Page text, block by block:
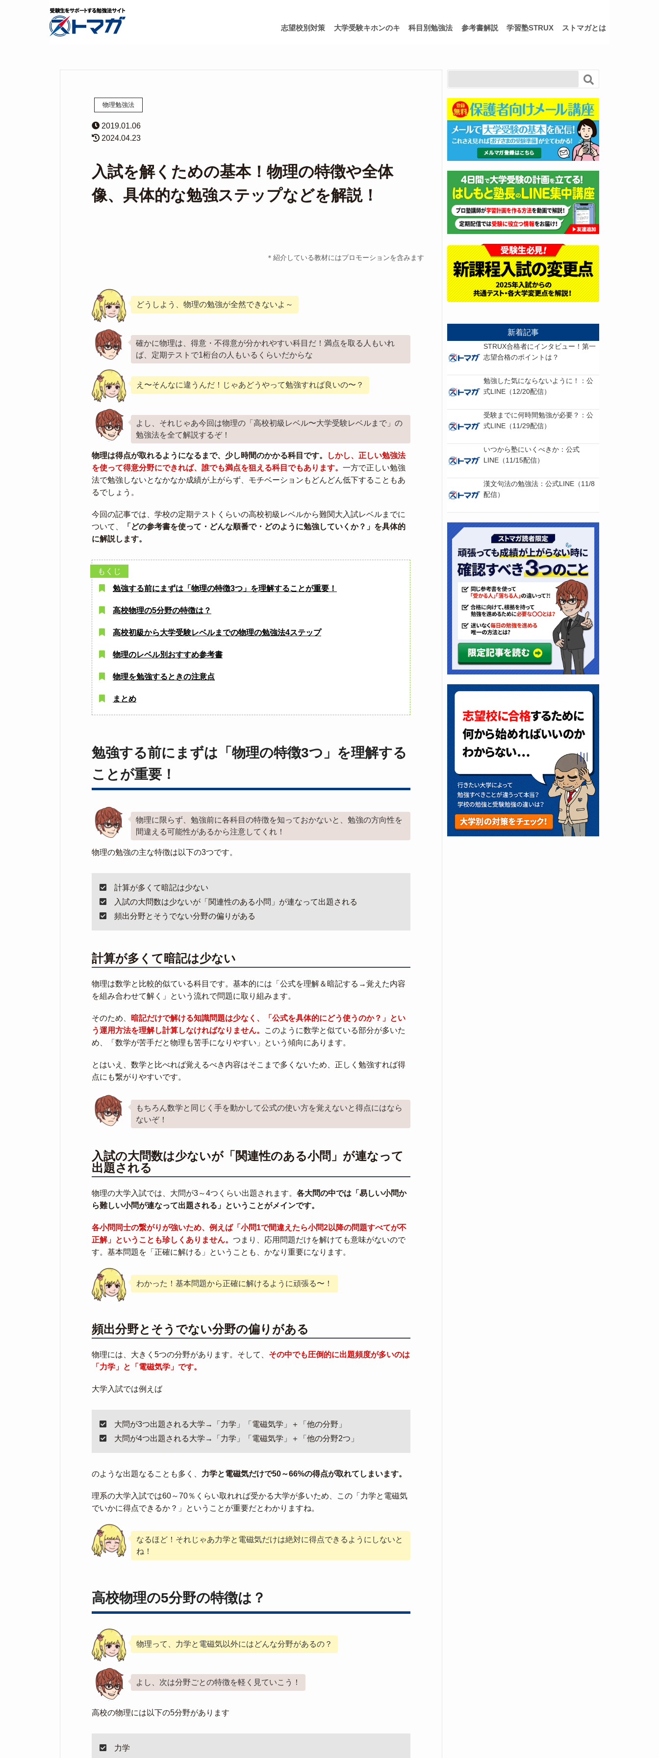
志望校別対策 大学受験キホンのキ 科目別勉強法 参考書解説 学習塾STRUX ストマガとは
物理勉強法
2019.01.06
2024.04.23
入試を解くための基本！物理の特徴や全体
像、具体的な勉強ステップなどを解説！
＊紹介している教材にはプロモーションを含みます
どうしよう、物理の勉強が全然できないよ～
確かに物理は、得意・不得意が分かれやすい科目だ！満点を取る人もいれ
ば、定期テストで1桁台の人もいるくらいだからな
え〜そんなに違うんだ！じゃあどうやって勉強すれば良いの〜？
よし、それじゃあ今回は物理の「高校初級レベル〜大学受験レベルまで」の
勉強法を全て解説するぞ！
物理は得点が取れるようになるまで、少し時間のかかる科目です。
しかし、正しい勉強法
を使って得意分野にできれば、誰でも満点を狙える科目でもあります。 一方で正しい勉強
法で勉強しないとなかなか成績が上がらず、モチベーションもどんどん低下することもあ
るでしょう。
今回の記事では、学校の定期テストくらいの高校初級レベルから難関大入試レベルまでに
ついて、
「どの参考書を使って・どんな順番で・どのように勉強していくか？」を具体的
に解説します。
勉強する前にまずは「物理の特徴3つ」を理解することが重要！
高校物理の5分野の特徴は？
高校初級から大学受験レベルまでの物理の勉強法4ステップ
物理のレベル別おすすめ参考書
物理を勉強するときの注意点
まとめ
勉強する前にまずは「物理の特徴3つ」を理解する
ことが重要！
物理に限らず、勉強前に各科目の特徴を知っておかないと、勉強の方向性を
間違える可能性があるから注意してくれ！
物理の勉強の主な特徴は以下の3つです。
計算が多くて暗記は少ない
入試の大問数は少ないが「関連性のある小問」が連なって出題される
頻出分野とそうでない分野の偏りがある
計算が多くて暗記は少ない
物理は数学と比較的似ている科目です。基本的には「公式を理解＆暗記する→覚えた内容
を組み合わせて解く」という流れで問題に取り組みます。
そのため、
暗記だけで解ける知識問題は少なく、「公式を具体的にどう使うのか？」とい
う運用方法を理解し計算しなければなりません。
このように数学と似ている部分が多いた
め、「数学が苦手だと物理も苦手になりやすい」という傾向にあります。
とはいえ、数学と比べれば覚えるべき内容はそこまで多くないため、正しく勉強すれば得
点にも繋がりやすいです。
もちろん数学と同じく手を動かして公式の使い方を覚えないと得点にはなら
ないぞ！
入試の大問数は少ないが「関連性のある小問」が連なって
出題される
物理の大学入試では、大問が3～4つくらい出題されます。 各大問の中では「易しい小問か
ら難しい小問が連なって出題される」ということがメインです。
各小問同士の繋がりが強いため、例えば「小問1で間違えたら小問2以降の問題すべてが不
正解」ということも珍しくありません。 つまり、応用問題だけを解けても意味がないので
す。基本問題を「正確に解ける」ということも、かなり重要になります。
わかった！基本問題から正確に解けるように頑張る〜！
頻出分野とそうでない分野の偏りがある
物理には、大きく5つの分野があります。そして、 その中でも圧倒的に出題頻度が多いのは
「力学」と「電磁気学」です。
大学入試では例えば
大問が3つ出題される大学→「力学」「電磁気学」＋「他の分野」
大問が4つ出題される大学→「力学」「電磁気学」＋「他の分野2つ」
のような出題なることも多く、 力学と電磁気だけで50～66%の得点が取れてしまいます。
理系の大学入試では60～70％くらい取れれば受かる大学が多いため、この「力学と電磁気
でいかに得点できるか？」ということが重要だとわかりますね。
なるほど！それじゃあ力学と電磁気だけは絶対に得点できるようにしないと
ね！
高校物理の5分野の特徴は？
物理って、力学と電磁気以外にはどんな分野があるの？
よし、次は分野ごとの特徴を軽く見ていこう！
高校の物理には以下の5分野があります
力学
新着記事
STRUX合格者にインタビュー！第一
志望合格のポイントは？
勉強した気にならないように！：公
式LINE（12/20配信）
受験までに何時間勉強が必要？：公
式LINE（11/29配信）
いつから塾にいくべきか：公式
LINE（11/15配信）
漢文句法の勉強法：公式LINE（11/8
配信）